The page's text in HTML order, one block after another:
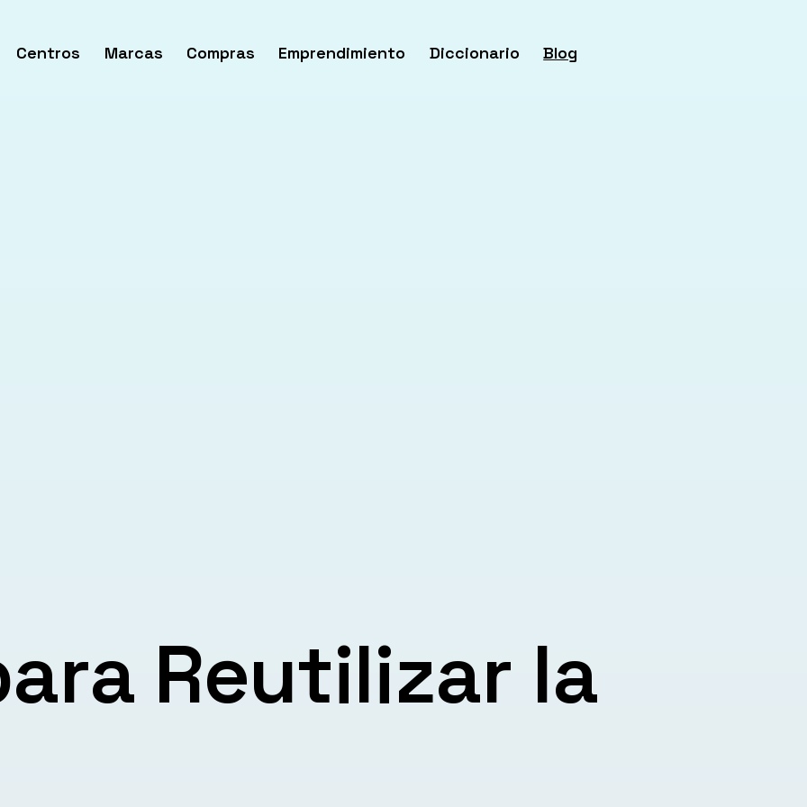
Centros Marcas Compras Emprendimiento Diccionario Blog
Reutilizar la